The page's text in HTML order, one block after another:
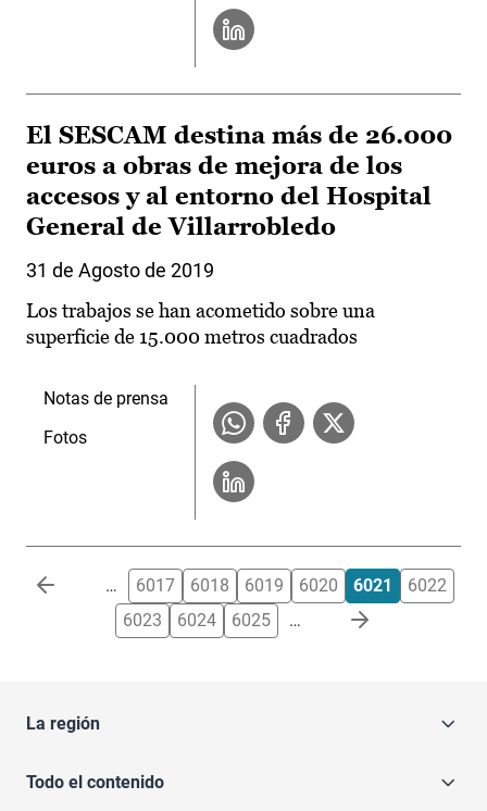
El SESCAM destina más de 26.000
euros a obras de mejora de los
accesos y al entorno del Hospital
General de Villarrobledo
31 de Agosto de 2019
Los trabajos se han acometido sobre una
superficie de 15.000 metros cuadrados
Notas de prensa
Fotos
Paginación … 6017 6018 6019 6020 6021
6022
6023
6024 6025 …
La región
Todo el contenido